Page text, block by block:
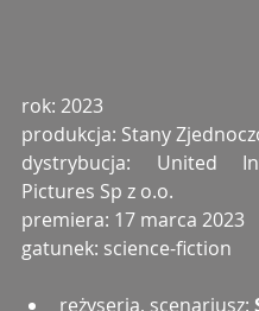
rok: 2023
produkcja: Stany
dystrybucja: United
Pictures Sp z o.o.
premiera: 17 marca 2023
gatunek: science-fiction
reżyseria, scenariusz: